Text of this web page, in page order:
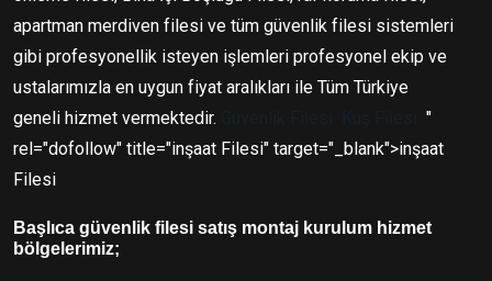
apartman merdiven filesi ve tüm güvenlik filesi sistemleri
gibi profesyonellik isteyen işlemleri profesyonel ekip ve
ustalarımızla en uygun fiyat aralıkları ile Tüm Türkiye
geneli hizmet vermektedir.
"
rel="dofollow" title="inşaat Filesi" target="_blank">inşaat
Filesi
Başlıca güvenlik filesi satış montaj kurulum hizmet
bölgelerimiz;